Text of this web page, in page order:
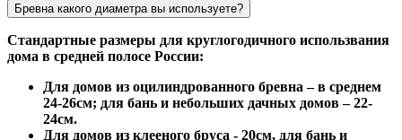
Бревна какого диаметра вы используете?
Стандартные размеры для круглогодичного использвания
дома в средней полосе России:
Для домов из оцилиндрованного бревна – в среднем
24-26см; для бань и небольших дачных домов – 22-
24см.
Для домов из клееного бруса - 20см, для бань и